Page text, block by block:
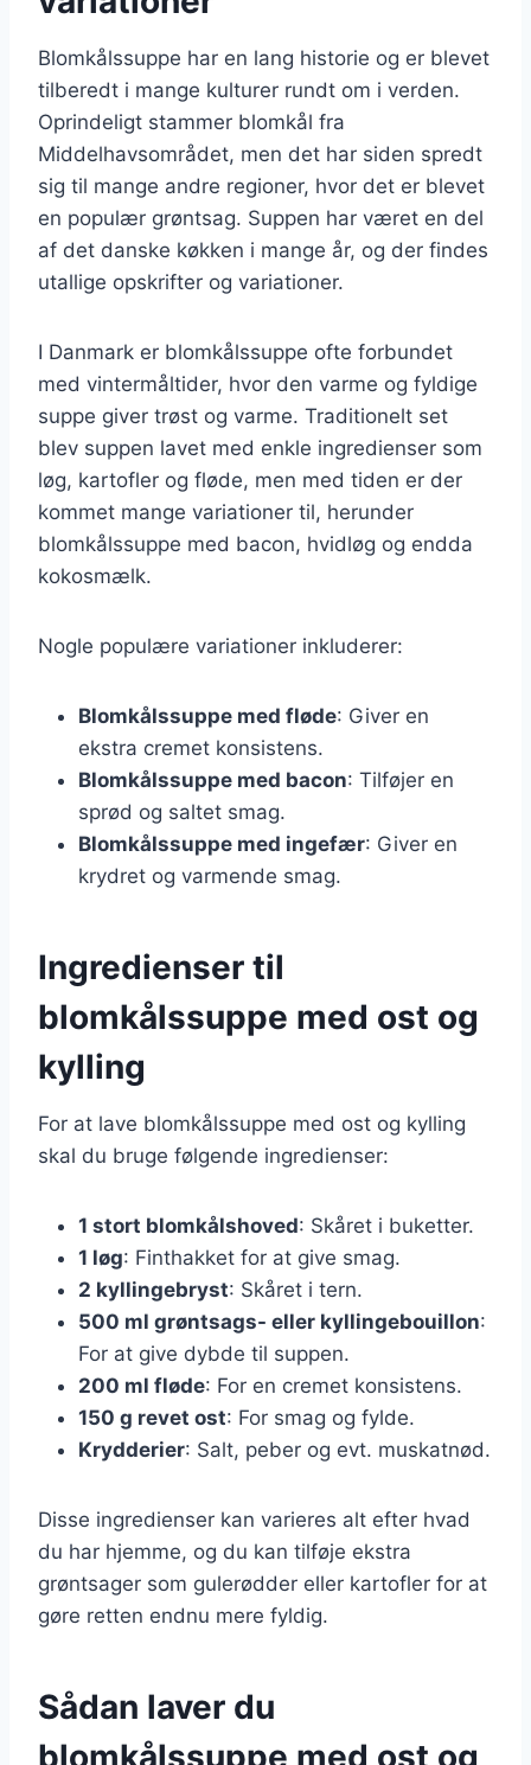
Blomkålssuppe har en lang historie og er blevet
tilberedt i mange kulturer rundt om i verden.
Oprindeligt stammer blomkål fra
Middelhavsområdet, men det har siden spredt
sig til mange andre regioner, hvor det er blevet
en populær grøntsag. Suppen har været en del
af det danske køkken i mange år, og der findes
utallige opskrifter og variationer.
I Danmark er blomkålssuppe ofte forbundet
med vintermåltider, hvor den varme og fyldige
suppe giver trøst og varme. Traditionelt set
blev suppen lavet med enkle ingredienser som
løg, kartofler og fløde, men med tiden er der
kommet mange variationer til, herunder
blomkålssuppe med bacon, hvidløg og endda
kokosmælk.
Nogle populære variationer inkluderer:
Blomkålssuppe med fløde: Giver en
ekstra cremet konsistens.
Blomkålssuppe med bacon: Tilføjer en
sprød og saltet smag.
Blomkålssuppe med ingefær: Giver en
krydret og varmende smag.
Ingredienser til
blomkålssuppe med ost og
kylling
For at lave blomkålssuppe med ost og kylling
skal du bruge følgende ingredienser:
1 stort blomkålshoved: Skåret i buketter.
1 løg: Finthakket for at give smag.
2 kyllingebryst: Skåret i tern.
500 ml grøntsags- eller kyllingebouillon:
For at give dybde til suppen.
200 ml fløde: For en cremet konsistens.
150 g revet ost: For smag og fylde.
Krydderier: Salt, peber og evt. muskatnød.
Disse ingredienser kan varieres alt efter hvad
du har hjemme, og du kan tilføje ekstra
grøntsager som gulerødder eller kartofler for at
gøre retten endnu mere fyldig.
Sådan laver du
blomkålssuppe med ost og